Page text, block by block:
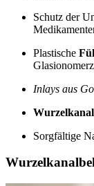
Schutz der
Plastische
Inlays aus
Sorgfältige